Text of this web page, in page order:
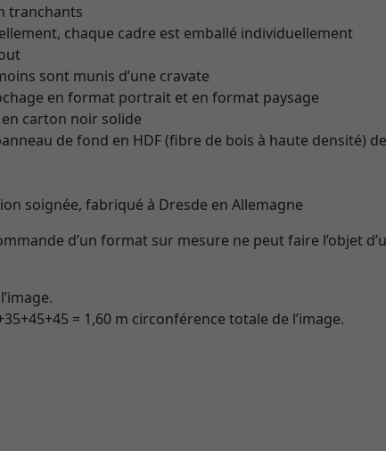
tranchants
chaque cadre est emballé individuellement
sont munis d’une cravate
en format portrait et en format paysage
carton noir solide
de fond en HDF (fibre de bois à haute densité)
soignée, fabriqué à Dresde en Allemagne
d’un format sur mesure ne peut faire l’objet
= 1,60 m circonférence totale de l’image.